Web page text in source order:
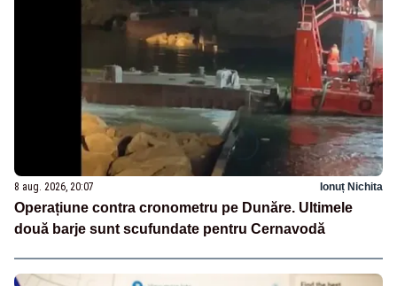
8 aug. 2026, 20:07 Ionuț Nichita
Operațiune contra cronometru pe Dunăre. Ultimele
două barje sunt scufundate pentru Cernavodă